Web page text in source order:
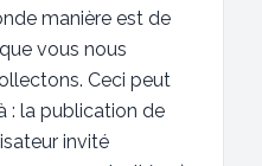
manière est de
vous nous
Ceci peut
: la publication de
invité